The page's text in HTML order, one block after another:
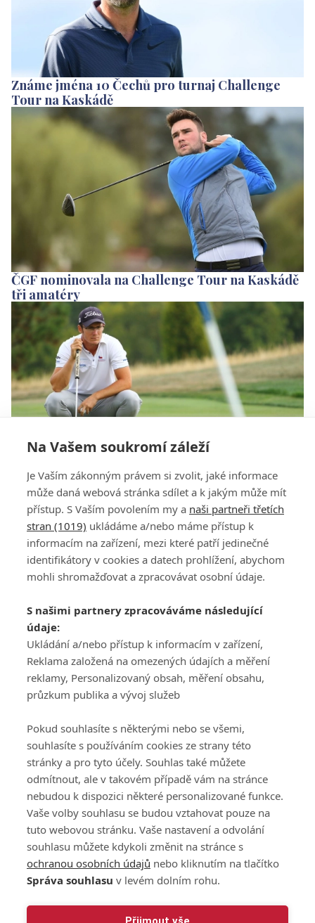
Na Vašem soukromí záleží
Je Vaším zákonným právem si zvolit, jaké informace
může daná webová stránka sdílet a k jakým může mít
přístup. S Vaším povolením my a naši partneři třetích
stran (1019) ukládáme a/nebo máme přístup k
informacím na zařízení, mezi které patří jedinečné
identifikátory v cookies a datech prohlížení, abychom
mohli shromažďovat a zpracovávat osobní údaje.
S našimi partnery zpracováváme následující
údaje:
Ukládání a/nebo přístup k informacím v zařízení,
Reklama založená na omezených údajích a měření
reklamy, Personalizovaný obsah, měření obsahu,
průzkum publika a vývoj služeb
Pokud souhlasíte s některými nebo se všemi,
souhlasíte s používáním cookies ze strany této
stránky a pro tyto účely. Souhlas také můžete
odmítnout, ale v takovém případě vám na stránce
nebudou k dispozici některé personalizované funkce.
Vaše volby souhlasu se budou vztahovat pouze na
tuto webovou stránku. Vaše nastavení a odvolání
souhlasu můžete kdykoli změnit na stránce s
ochranou osobních údajů nebo kliknutím na tlačítko
Správa souhlasu v levém dolním rohu.
Známe jména 10 Čechů pro turnaj Challenge
Tour na Kaskádě
ČGF nominovala na Challenge Tour na Kaskádě
tři amatéry
Na Kaskádě si zahrají i Pospíšil a nejlepší
slovenský amatér
Všeobecné obchodní
podmínky služby
GolfExtra.cz Premium
Podmínky zpracování
osobních údajů při
GolfExtra
Ceník GolfExtra.cz
Premium
Doporučené odkazy
ATV CZ, s.r.o.
140 00 Praha 4
Editor
Honza Fait
+420 723 898 969
fait@golfextra.cz
Obchod
Edita Hanušová
+420 724 150 784
hanusova@relmost.cz